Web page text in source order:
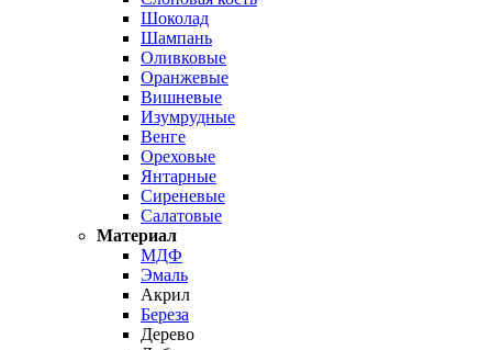
Шоколад
Шампань
Оливковые
Оранжевые
Вишневые
Изумрудные
Венге
Ореховые
Янтарные
Сиреневые
Салатовые
Материал
МДФ
Эмаль
Акрил
Береза
Дерево